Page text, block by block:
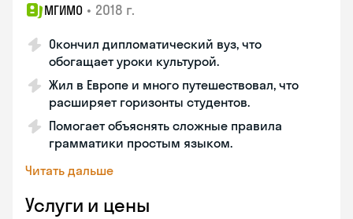
МГИМО • 2018 г.
Окончил дипломатический вуз, что
обогащает уроки культурой.
Жил в Европе и много путешествовал, что
расширяет горизонты студентов.
Помогает объяснять сложные правила
грамматики простым языком.
Читать дальше
Услуги и цены